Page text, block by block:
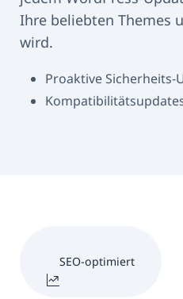
Ihre beliebten Themes
wird.
Proaktive Sicherheits-
SEO-optimiert